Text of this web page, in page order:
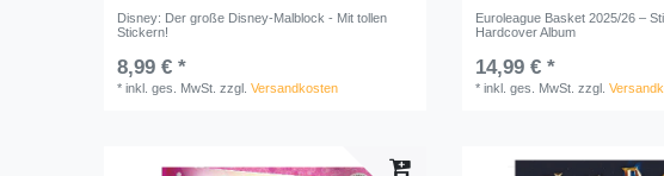
Disney: Der große Disney-Malblock - Mit tollen
Stickern!
8,99 € *
*inkl. ges. MwSt. zzgl.Versandkosten
Euroleague Basket 2025/26 –
Hardcover Album
14,99 € *
*inkl. ges. MwSt. zzgl.